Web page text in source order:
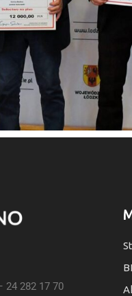
24 282 17 70